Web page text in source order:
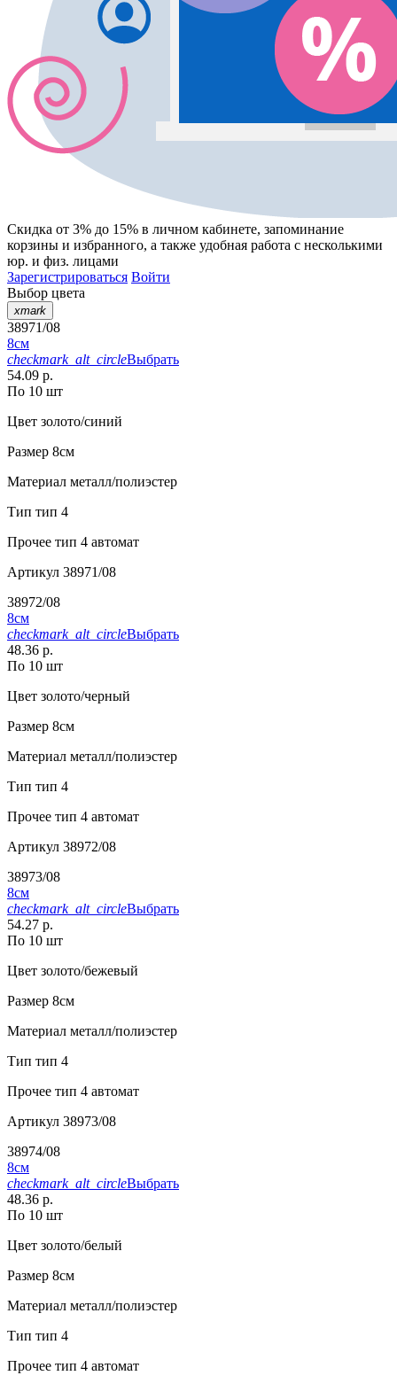
Скидка от 3% до 15% в личном кабинете, запоминание
корзины и избранного, а также удобная работа с несколькими
юр. и физ. лицами
Зарегистрироваться Войти
Выбор цвета
xmark
38971/08
8см
checkmark_alt_circleВыбрать
54.09 р.
По 10 шт
Цвет золото/синий
Размер 8см
Материал металл/полиэстер
Тип тип 4
Прочее тип 4 автомат
Артикул 38971/08
38972/08
8см
checkmark_alt_circleВыбрать
48.36 р.
По 10 шт
Цвет золото/черный
Размер 8см
Материал металл/полиэстер
Тип тип 4
Прочее тип 4 автомат
Артикул 38972/08
38973/08
8см
checkmark_alt_circleВыбрать
54.27 р.
По 10 шт
Цвет золото/бежевый
Размер 8см
Материал металл/полиэстер
Тип тип 4
Прочее тип 4 автомат
Артикул 38973/08
38974/08
8см
checkmark_alt_circleВыбрать
48.36 р.
По 10 шт
Цвет золото/белый
Размер 8см
Материал металл/полиэстер
Тип тип 4
Прочее тип 4 автомат